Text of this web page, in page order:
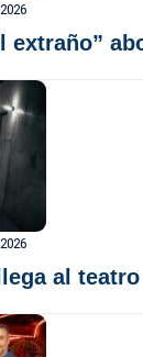
extraño”
al